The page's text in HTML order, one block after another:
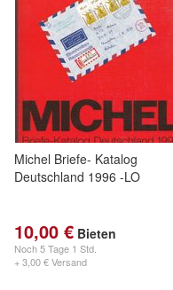
Michel Briefe- Katalog
Deutschland 1996 -LO
10,00 € Bieten
Noch5 Tage 1 Std.
+ 3,00 € Versand